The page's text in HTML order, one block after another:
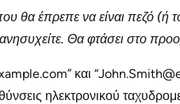
θα έπρεπε να είναι πεζό (ή
Θα φτάσει στο
και
ηλεκτρονικού